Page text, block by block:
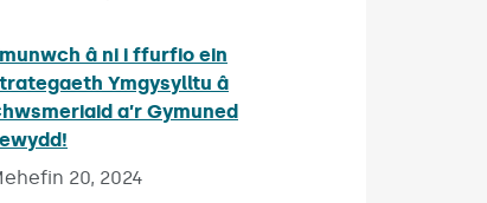
â ni i ffurfio ein
Ymgysylltu â
a’r Gymuned
20, 2024